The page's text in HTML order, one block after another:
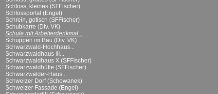
Schloss, kleines (SFFischer)
Schlossportal (Engel)
Schrein, gotisch (SFFischer)
Schubkarre (Div. VK)
Schule mit Arbeiterdenkmal...
Schuppen im Bau (Div. VK)
Schwarzwald-Hochhaus...
Schwarzwaldhaus III...
Schwarzwaldhaus X (SFFischer)
Schwarzwaldhütte (SFFischer)
Schwarzwälder-Haus...
Schweizer Dorf (Schowanek)
Schweizer Fassade (Engel)